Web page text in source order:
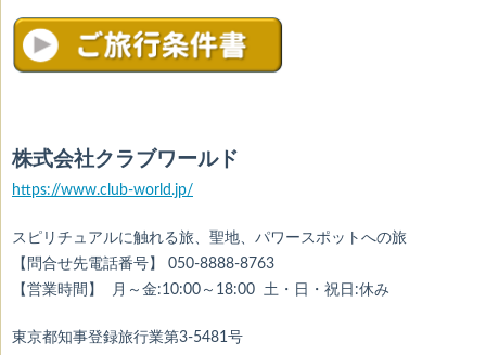
株式会社クラブワールド
https://www.club-world.jp/
スピリチュアルに触れる旅、聖地、パワースポットへの旅
【問合せ先電話番号】 050-8888-8763
【営業時間】 月～金:10:00～18:00 土・日・祝日:休み
東京都知事登録旅行業第3-5481号